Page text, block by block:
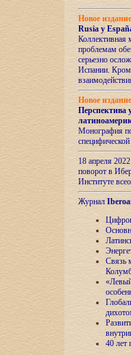
Новое
Rusia y
Коллективная
проблемам
серьезно
Испании.
Новое
Перспектива
Монография
18 апреля
поворот в
Институте
Журнал
Связь
40 лет